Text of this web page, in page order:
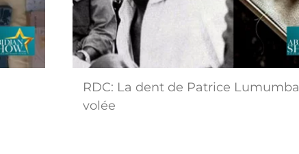
RDC: La dent de Patrice Lumumba
volée